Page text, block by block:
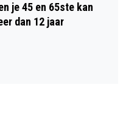
je 45 en 65ste kan
dan 12 jaar